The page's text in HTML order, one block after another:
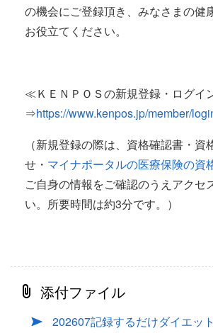
の機会にご登録頂き、みなさまの健
お役立てください。
≪ＫＥＮＰＯＳの新規登録・ログイ
⇒https://www.kenpos.jp/member/
（新規登録の際は、資格確認書・資
せ・ マイナポータルの医療保険の資
ご自身の情報をご確認のうえアクセ
い。所要時間は約3分です。）
添付ファイル
202607記録するだけダイエッ